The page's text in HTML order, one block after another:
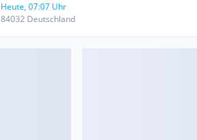
Heute, 07:07 Uhr
84032 Deutschland